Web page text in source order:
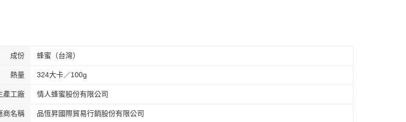
成份 蜂蜜（台灣）
熱量 324大卡／100g
產工廠 情人蜂蜜股份有限公司
商名稱 品恆昇國際貿易行銷股份有限公司